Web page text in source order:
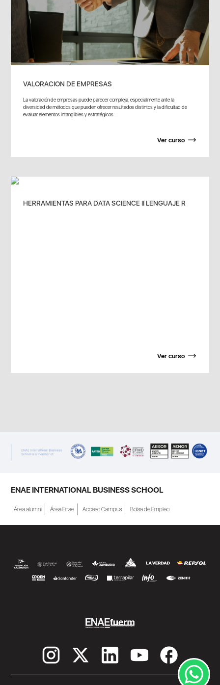
VALORACION DE EMPRESAS
La valoración de empresas puede parecer compleja, especialmente ante la
diversidad de métodos que pueden ofrecer resultados distintos y la dificultad de
evaluar elementos intangibles y estratégicos....
Ver curso
HERRAMIENTAS PARA DATA SCIENCE II LENGUAJE R
Ver curso
ENAE INTERNATIONAL BUSINESS SCHOOL
Área alumni Área Enae Acceso Campus Bolsa de Empleo